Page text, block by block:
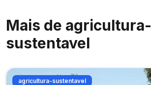
Mais de agricultura-
sustentavel
agricultura-sustentavel